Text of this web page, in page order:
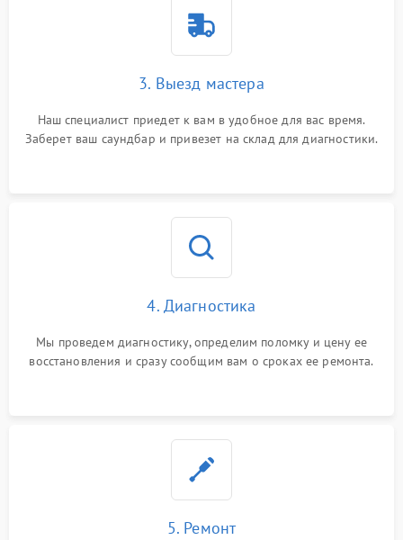
3. Выезд мастера
Наш специалист приедет к вам в удобное для вас время.
Заберет ваш саундбар и привезет на склад для диагностики.
4. Диагностика
Мы проведем диагностику, определим поломку и цену ее
восстановления и сразу сообщим вам о сроках ее ремонта.
5. Ремонт